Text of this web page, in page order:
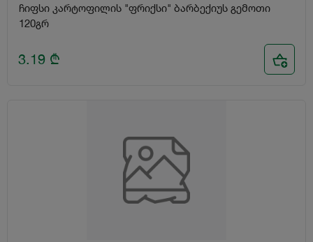
ჩიფსი კარტოფილის "ფრიქსი" ბარბექიუს გემოთი
120გრ
3.19 ₾